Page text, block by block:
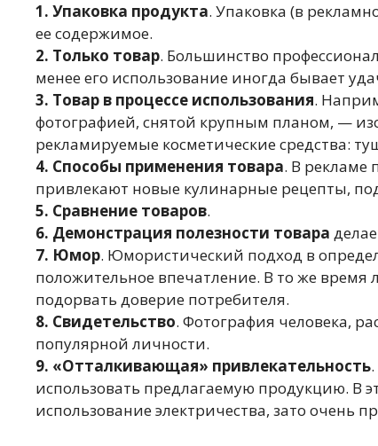
1. Упаковка продукта. Упаковка (в
ее содержимое.
2. Только товар. Большинство
менее его использование иногда бывает
3. Товар в процессе использования.
фотографией, снятой крупным планом, —
рекламируемые косметические средства:
4. Способы применения товара. В рекламе
привлекают новые кулинарные рецепты,
5. Сравнение товаров.
6. Демонстрация полезности товара
7. Юмор. Юмористический подход в
положительное впечатление. В то же
подорвать доверие потребителя.
8. Свидетельство. Фотография человека,
популярной личности.
9. «Отталкивающая» привлекательность
использовать предлагаемую продукцию. В
использование электричества, зато очень